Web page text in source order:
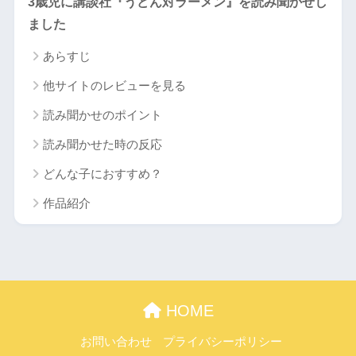
ました
あらすじ
他サイトのレビューを見る
読み聞かせのポイント
読み聞かせた時の反応
どんな子におすすめ？
作品紹介
HOME
お問い合わせ プライバシーポリシー